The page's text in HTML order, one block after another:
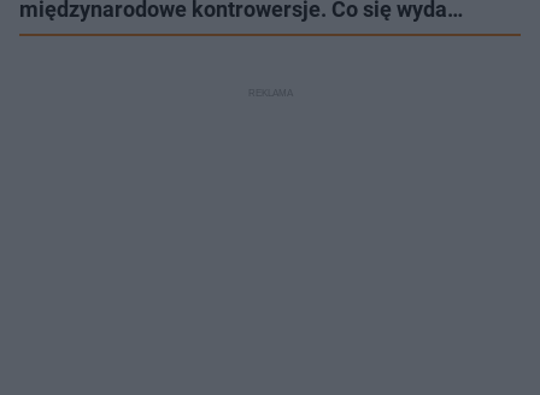
międzynarodowe kontrowersje. Co się wyda…